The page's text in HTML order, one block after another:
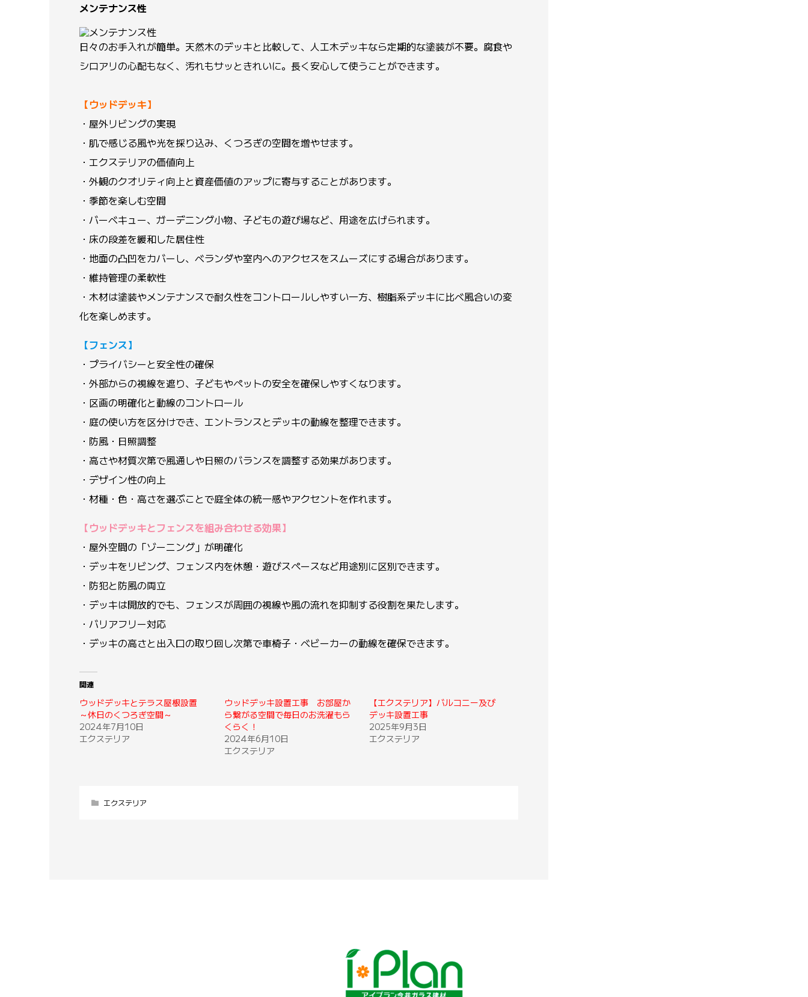
メンテナンス性
日々のお手入れが簡単。天然木のデッキと比較して、人工木デッキなら定期的な塗装が不要。腐食や
シロアリの心配もなく、汚れもサッときれいに。長く安心して使うことができます。
【ウッドデッキ】
・屋外リビングの実現
・肌で感じる風や光を採り込み、くつろぎの空間を増やせます。
・エクステリアの価値向上
・外観のクオリティ向上と資産価値のアップに寄与することがあります。
・季節を楽しむ空間
・バーベキュー、ガーデニング小物、子どもの遊び場など、用途を広げられます。
・床の段差を緩和した居住性
・地面の凸凹をカバーし、ベランダや室内へのアクセスをスムーズにする場合があります。
・維持管理の柔軟性
・木材は塗装やメンテナンスで耐久性をコントロールしやすい一方、樹脂系デッキに比べ風合いの変
化を楽しめます。
【フェンス】
・プライバシーと安全性の確保
・外部からの視線を遮り、子どもやペットの安全を確保しやすくなります。
・区画の明確化と動線のコントロール
・庭の使い方を区分けでき、エントランスとデッキの動線を整理できます。
・防風・日照調整
・高さや材質次第で風通しや日照のバランスを調整する効果があります。
・デザイン性の向上
・材種・色・高さを選ぶことで庭全体の統一感やアクセントを作れます。
【ウッドデッキとフェンスを組み合わせる効果】
・屋外空間の「ゾーニング」が明確化
・デッキをリビング、フェンス内を休憩・遊びスペースなど用途別に区別できます。
・防犯と防風の両立
・デッキは開放的でも、フェンスが周囲の視線や風の流れを抑制する役割を果たします。
・バリアフリー対応
・デッキの高さと出入口の取り回し次第で車椅子・ベビーカーの動線を確保できます。
関連
ウッドデッキとテラス屋根設置
～休日のくつろぎ空間～
2024年7月10日
エクステリア
ウッドデッキ設置工事 お部屋か
ら繋がる空間で毎日のお洗濯もら
くらく！
2024年6月10日
エクステリア
【エクステリア】バルコニー及び
デッキ設置工事
2025年9月3日
エクステリア
エクステリア